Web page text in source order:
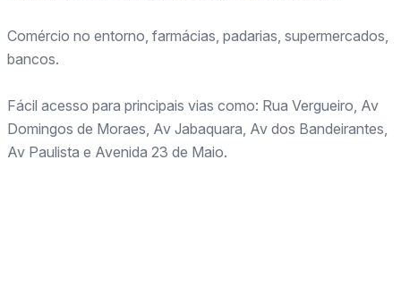
Comércio no entorno, farmácias, padarias, supermercados,
bancos.
Fácil acesso para principais vias como: Rua Vergueiro, Av
Domingos de Moraes, Av Jabaquara, Av dos Bandeirantes,
Av Paulista e Avenida 23 de Maio.